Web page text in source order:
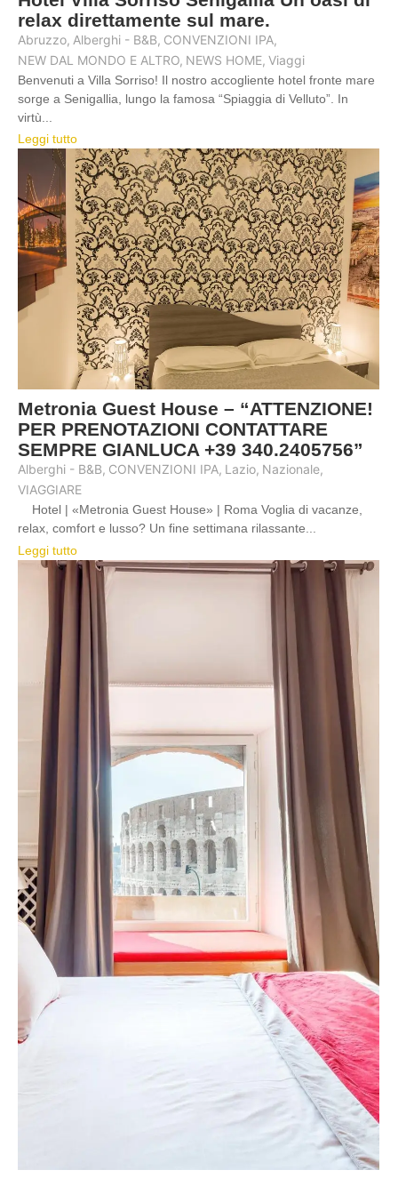
relax direttamente sul mare.
Abruzzo, Alberghi - B&B, CONVENZIONI IPA,
NEW DAL MONDO E ALTRO, NEWS HOME, Viaggi
Benvenuti a Villa Sorriso! Il nostro accogliente hotel fronte mare
sorge a Senigallia, lungo la famosa “Spiaggia di Velluto”. In
virtù...
Leggi tutto
Metronia Guest House – “ATTENZIONE!
PER PRENOTAZIONI CONTATTARE
SEMPRE GIANLUCA +39 340.2405756”
Alberghi - B&B, CONVENZIONI IPA, Lazio, Nazionale,
VIAGGIARE
Hotel | «Metronia Guest House» | Roma Voglia di vacanze,
relax, comfort e lusso? Un fine settimana rilassante...
Leggi tutto